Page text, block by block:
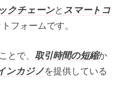
クチェーンと スマートコ
フォームです。
とで、 取引時間の短縮か
ンカジノを提供している